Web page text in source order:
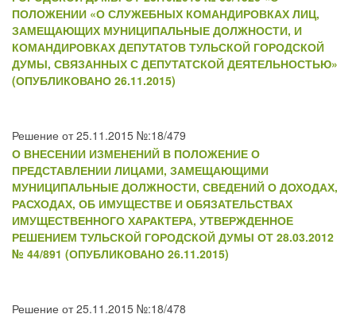
ПОЛОЖЕНИИ «О СЛУЖЕБНЫХ КОМАНДИРОВКАХ ЛИЦ,
ЗАМЕЩАЮЩИХ МУНИЦИПАЛЬНЫЕ ДОЛЖНОСТИ, И
КОМАНДИРОВКАХ ДЕПУТАТОВ ТУЛЬСКОЙ ГОРОДСКОЙ
ДУМЫ, СВЯЗАННЫХ С ДЕПУТАТСКОЙ ДЕЯТЕЛЬНОСТЬЮ»
(ОПУБЛИКОВАНО 26.11.2015)
Решение от 25.11.2015 №:18/479
О ВНЕСЕНИИ ИЗМЕНЕНИЙ В ПОЛОЖЕНИЕ О
ПРЕДСТАВЛЕНИИ ЛИЦАМИ, ЗАМЕЩАЮЩИМИ
МУНИЦИПАЛЬНЫЕ ДОЛЖНОСТИ, СВЕДЕНИЙ О ДОХОДАХ,
РАСХОДАХ, ОБ ИМУЩЕСТВЕ И ОБЯЗАТЕЛЬСТВАХ
ИМУЩЕСТВЕННОГО ХАРАКТЕРА, УТВЕРЖДЕННОЕ
РЕШЕНИЕМ ТУЛЬСКОЙ ГОРОДСКОЙ ДУМЫ ОТ 28.03.2012
№ 44/891 (ОПУБЛИКОВАНО 26.11.2015)
Решение от 25.11.2015 №:18/478